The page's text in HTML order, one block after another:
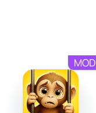
MOD